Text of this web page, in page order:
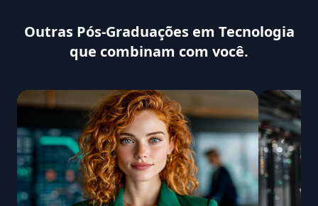
Outras Pós-Graduações em Tecnologia
que combinam com você.